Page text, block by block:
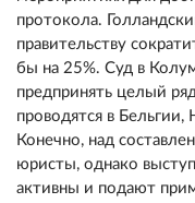
протокола.
правительству
бы на 25%. Суд в
предпринять целый
проводятся в Бельгии,
Конечно, над
юристы, однако
активны и подают